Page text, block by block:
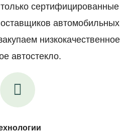
сертифицированные
автомобильных
низкокачественное
автостекло.